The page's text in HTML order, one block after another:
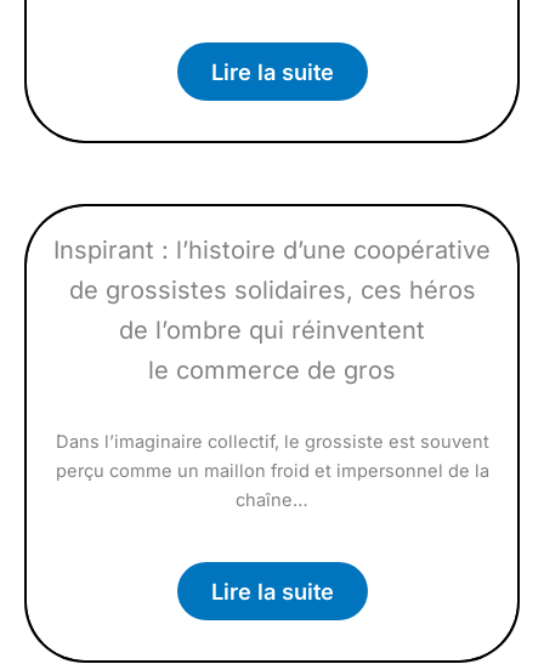
Lire la suite
Inspirant : l’histoire d’une coopérative
de grossistes solidaires, ces héros
de l’ombre qui réinventent
le commerce de gros
Dans l’imaginaire collectif, le grossiste est souvent
perçu comme un maillon froid et impersonnel de la
chaîne…
Lire la suite